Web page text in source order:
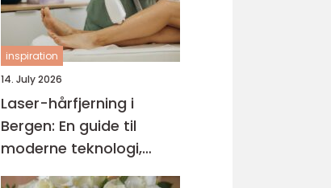
inspiration
14. July 2026
Laser-hårfjerning i
Bergen: En guide til
moderne teknologi,
behandlingsforløp og